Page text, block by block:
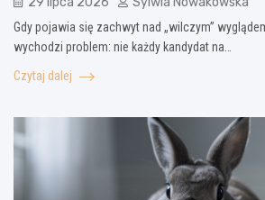
Gdy pojawia się zachwyt nad „wilczym”
wychodzi problem: nie każdy kandydat na…
Czytaj dalej